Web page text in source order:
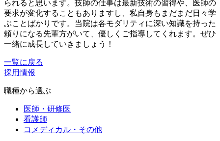
られると思います。技師の仕事は最新技術の習得や、医師の
要求が変化することもありますし、私自身もまだまだ日々学
ぶことばかりです。当院は各モダリティに深い知識を持った
頼りになる先輩方がいて、優しくご指導してくれます。ぜひ
一緒に成長していきましょう！
一覧に戻る
採用情報
職種から選ぶ
医師・研修医
看護師
コメディカル・その他